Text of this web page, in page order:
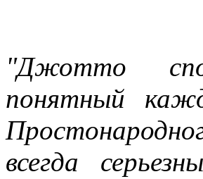
"Джотто
понятный
всегда